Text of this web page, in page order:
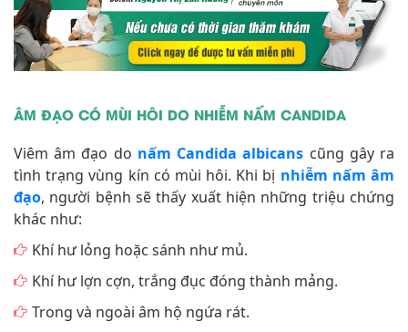
ÂM ĐẠO CÓ MÙI HÔI DO NHIỄM NẤM CANDIDA
Viêm âm đạo do nấm Candida albicans cũng gây ra
tình trạng vùng kín có mùi hôi. Khi bị nhiễm nấm âm
đạo, người bệnh sẽ thấy xuất hiện những triệu chứng
khác như:
Khí hư lỏng hoặc sánh như mủ.
Khí hư lợn cợn, trắng đục đóng thành mảng.
Trong và ngoài âm hộ ngứa rát.